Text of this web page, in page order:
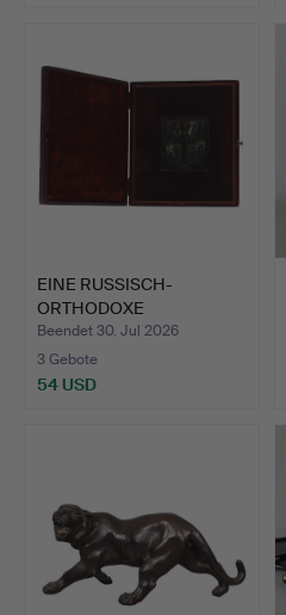
EINE RUSSISCH-
ORTHODOXE
BRONZEIKONE DES HL…
Beendet 30. Jul 2026
3 Gebote
54 USD